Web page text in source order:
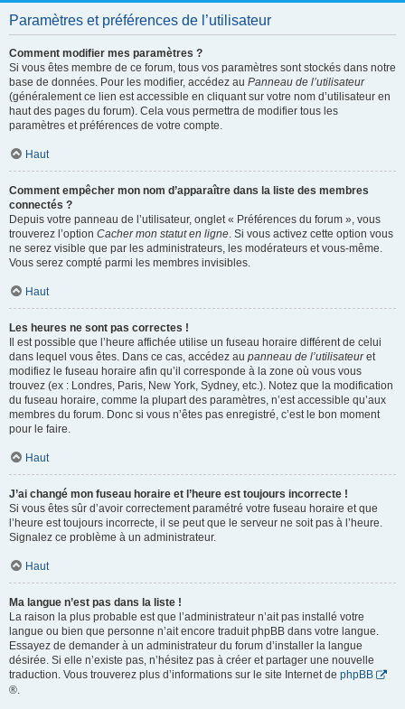
Paramètres et préférences de l’utilisateur
Comment modifier mes paramètres ?
Si vous êtes membre de ce forum, tous vos paramètres sont stockés dans notre
base de données. Pour les modifier, accédez au Panneau de l’utilisateur
(généralement ce lien est accessible en cliquant sur votre nom d’utilisateur en
haut des pages du forum). Cela vous permettra de modifier tous les
paramètres et préférences de votre compte.
Haut
Comment empêcher mon nom d’apparaître dans la liste des membres
connectés ?
Depuis votre panneau de l’utilisateur, onglet « Préférences du forum », vous
trouverez l’option Cacher mon statut en ligne. Si vous activez cette option vous
ne serez visible que par les administrateurs, les modérateurs et vous-même.
Vous serez compté parmi les membres invisibles.
Haut
Les heures ne sont pas correctes !
Il est possible que l’heure affichée utilise un fuseau horaire différent de celui
dans lequel vous êtes. Dans ce cas, accédez au panneau de l’utilisateuret
modifiez le fuseau horaire afin qu’il corresponde à la zone où vous vous
trouvez (ex : Londres, Paris, New York, Sydney, etc.). Notez que la modification
du fuseau horaire, comme la plupart des paramètres, n’est accessible qu’aux
membres du forum. Donc si vous n’êtes pas enregistré, c’est le bon moment
pour le faire.
Haut
J’ai changé mon fuseau horaire et l’heure est toujours incorrecte !
Si vous êtes sûr d’avoir correctement paramétré votre fuseau horaire et que
l’heure est toujours incorrecte, il se peut que le serveur ne soit pas à l’heure.
Signalez ce problème à un administrateur.
Haut
Ma langue n’est pas dans la liste !
La raison la plus probable est que l’administrateur n’ait pas installé votre
langue ou bien que personne n’ait encore traduit phpBB dans votre langue.
Essayez de demander à un administrateur du forum d’installer la langue
désirée. Si elle n’existe pas, n’hésitez pas à créer et partager une nouvelle
traduction. Vous trouverez plus d’informations sur le site Internet de phpBB
®.